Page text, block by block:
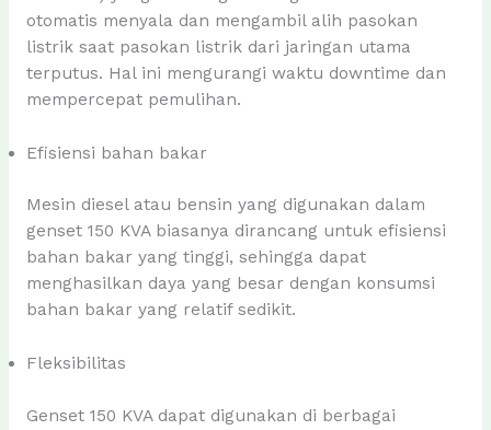
otomatis menyala dan mengambil alih pasokan
listrik saat pasokan listrik dari jaringan utama
terputus. Hal ini mengurangi waktu downtime dan
mempercepat pemulihan.
Efisiensi bahan bakar
Mesin diesel atau bensin yang digunakan dalam
genset 150 KVA biasanya dirancang untuk efisiensi
bahan bakar yang tinggi, sehingga dapat
menghasilkan daya yang besar dengan konsumsi
bahan bakar yang relatif sedikit.
Fleksibilitas
Genset 150 KVA dapat digunakan di berbagai